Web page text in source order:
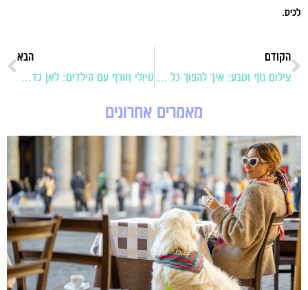
לכיס.
הקודם
צילום נוף וטבע: איך להפוך כל טיול לסט צילומים מרהיב?
הבא
טיולי חורף עם הילדים: לאן כדאי לכם לנסוע?
מאמרים אחרונים